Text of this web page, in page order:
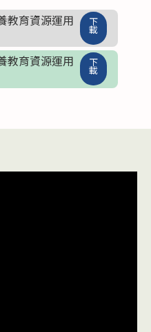
教育資源運用
下
載
教育資源運用
下
載